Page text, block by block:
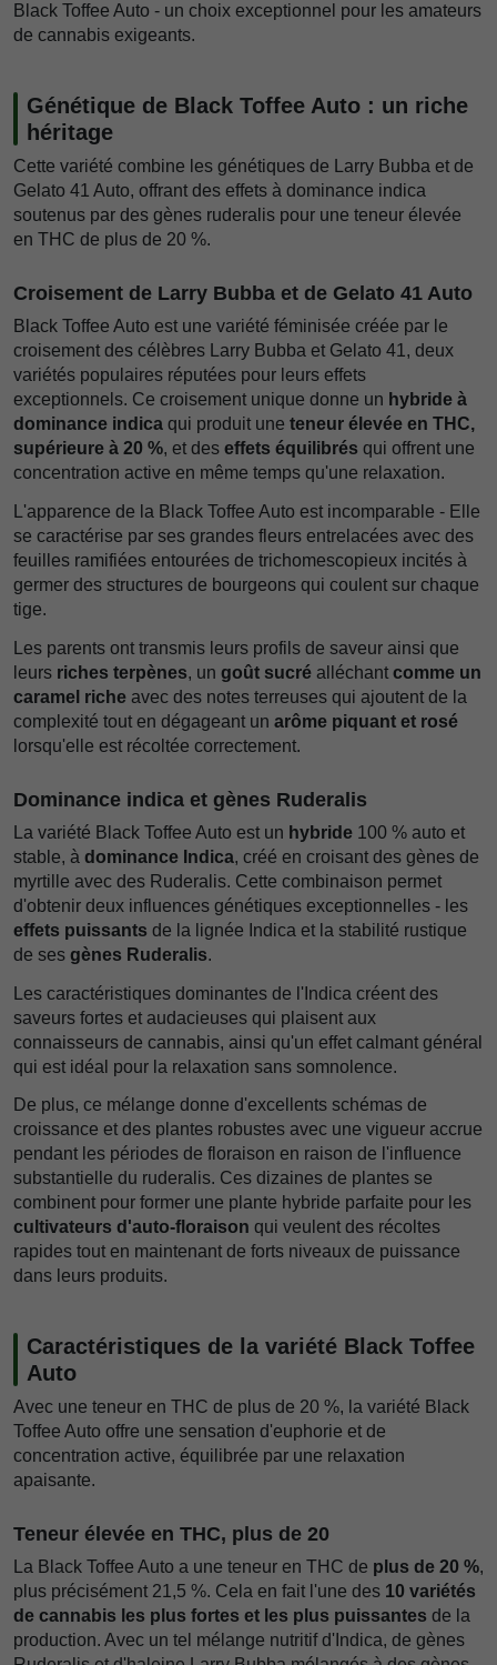
Black Toffee Auto - un choix exceptionnel pour les amateurs
de cannabis exigeants.
Génétique de Black Toffee Auto : un riche
héritage
Cette variété combine les génétiques de Larry Bubba et de
Gelato 41 Auto, offrant des effets à dominance indica
soutenus par des gènes ruderalis pour une teneur élevée
en THC de plus de 20 %.
Croisement de Larry Bubba et de Gelato 41 Auto
Black Toffee Auto est une variété féminisée créée par le
croisement des célèbres Larry Bubba et Gelato 41, deux
variétés populaires réputées pour leurs effets
exceptionnels. Ce croisement unique donne un hybride à
dominance indica qui produit une teneur élevée en THC,
supérieure à 20 %, et des effets équilibrés qui offrent une
concentration active en même temps qu'une relaxation.
L'apparence de la Black Toffee Auto est incomparable - Elle
se caractérise par ses grandes fleurs entrelacées avec des
feuilles ramifiées entourées de trichomescopieux incités à
germer des structures de bourgeons qui coulent sur chaque
tige.
Les parents ont transmis leurs profils de saveur ainsi que
leurs riches terpènes, un goût sucré alléchant comme un
caramel riche avec des notes terreuses qui ajoutent de la
complexité tout en dégageant un arôme piquant et rosé
lorsqu'elle est récoltée correctement.
Dominance indica et gènes Ruderalis
La variété Black Toffee Auto est un hybride 100 % auto et
stable, à dominance Indica, créé en croisant des gènes de
myrtille avec des Ruderalis. Cette combinaison permet
d'obtenir deux influences génétiques exceptionnelles - les
effets puissants de la lignée Indica et la stabilité rustique
de ses gènes Ruderalis.
Les caractéristiques dominantes de l'Indica créent des
saveurs fortes et audacieuses qui plaisent aux
connaisseurs de cannabis, ainsi qu'un effet calmant général
qui est idéal pour la relaxation sans somnolence.
De plus, ce mélange donne d'excellents schémas de
croissance et des plantes robustes avec une vigueur accrue
pendant les périodes de floraison en raison de l'influence
substantielle du ruderalis. Ces dizaines de plantes se
combinent pour former une plante hybride parfaite pour les
cultivateurs d'auto-floraison qui veulent des récoltes
rapides tout en maintenant de forts niveaux de puissance
dans leurs produits.
Caractéristiques de la variété Black Toffee
Auto
Avec une teneur en THC de plus de 20 %, la variété Black
Toffee Auto offre une sensation d'euphorie et de
concentration active, équilibrée par une relaxation
apaisante.
Teneur élevée en THC, plus de 20
La Black Toffee Auto a une teneur en THC de plus de 20 %,
plus précisément 21,5 %. Cela en fait l'une des 10 variétés
de cannabis les plus fortes et les plus puissantes de la
production. Avec un tel mélange nutritif d'Indica, de gènes